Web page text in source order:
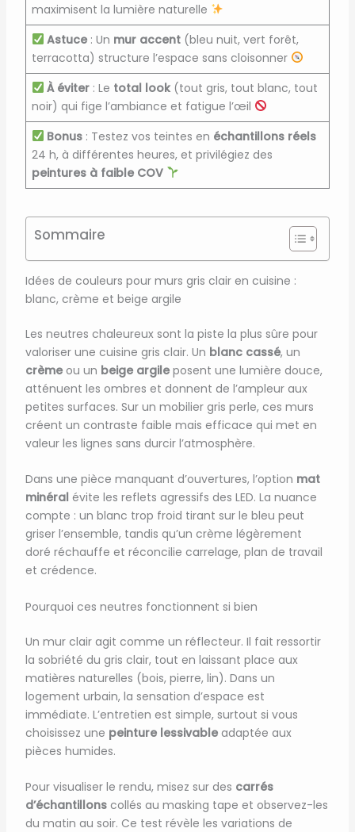
maximisent la lumière naturelle
Astuce : Un mur accent (bleu nuit, vert forêt,
terracotta) structure l’espace sans cloisonner
À éviter : Le total look (tout gris, tout blanc, tout
noir) qui fige l’ambiance et fatigue l’œil
Bonus : Testez vos teintes en échantillons réels
24 h, à différentes heures, et privilégiez des
peintures à faible COV
Sommaire
Idées de couleurs pour murs gris clair en cuisine :
blanc, crème et beige argile
Les neutres chaleureux sont la piste la plus sûre pour
valoriser une cuisine gris clair. Un blanc cassé, un
crèmeou un beige argileposent une lumière douce,
atténuent les ombres et donnent de l’ampleur aux
petites surfaces. Sur un mobilier gris perle, ces murs
créent un contraste faible mais efficace qui met en
valeur les lignes sans durcir l’atmosphère.
Dans une pièce manquant d’ouvertures, l’option mat
minéralévite les reflets agressifs des LED. La nuance
compte : un blanc trop froid tirant sur le bleu peut
griser l’ensemble, tandis qu’un crème légèrement
doré réchauffe et réconcilie carrelage, plan de travail
et crédence.
Pourquoi ces neutres fonctionnent si bien
Un mur clair agit comme un réflecteur. Il fait ressortir
la sobriété du gris clair, tout en laissant place aux
matières naturelles (bois, pierre, lin). Dans un
logement urbain, la sensation d’espace est
immédiate. L’entretien est simple, surtout si vous
choisissez une peinture lessivableadaptée aux
pièces humides.
Pour visualiser le rendu, misez sur des carrés
d’échantillonscollés au masking tape et observez-les
du matin au soir. Ce test révèle les variations de